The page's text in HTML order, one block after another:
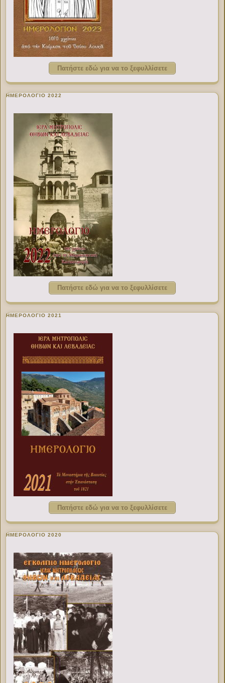
Πατήστε εδώ για να το ξεφυλλίσετε
ΗΜΕΡΟΛΟΓΙΟ 2022
Πατήστε εδώ για να το ξεφυλλίσετε
ΗΜΕΡΟΛΟΓΙΟ 2021
Πατήστε εδώ για να το ξεφυλλίσετε
ΗΜΕΡΟΛΟΓΙΟ 2020